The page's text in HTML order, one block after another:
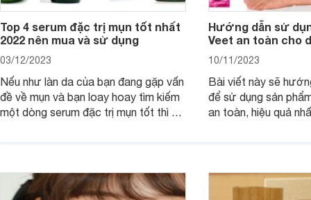
Top 4 serum đặc trị mụn tốt nhất
2022 nên mua và sử dụng
03/12/2023
Nếu như làn da của bạn đang gặp vấn
đề về mụn và bạn loay hoay tìm kiếm
một dòng serum đặc trị mụn tốt thì bài
Hướng dẫn sử
Veet an toàn cho
10/11/2023
Bài viết này sẽ
để sử dụng sản
an toàn, hiệu quả